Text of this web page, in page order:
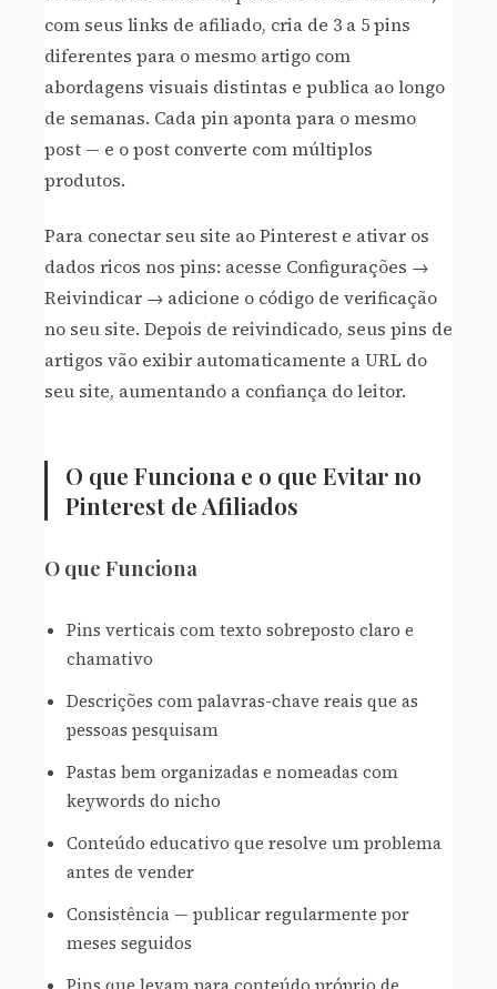
com seus links de afiliado, cria de 3 a 5 pins
diferentes para o mesmo artigo com
abordagens visuais distintas e publica ao longo
de semanas. Cada pin aponta para o mesmo
post — e o post converte com múltiplos
produtos.
Para conectar seu site ao Pinterest e ativar os
dados ricos nos pins: acesse Configurações →
Reivindicar → adicione o código de verificação
no seu site. Depois de reivindicado, seus pins de
artigos vão exibir automaticamente a URL do
seu site, aumentando a confiança do leitor.
O que Funciona e o que Evitar no
Pinterest de Afiliados
O que Funciona
Pins verticais com texto sobreposto claro e
chamativo
Descrições com palavras-chave reais que as
pessoas pesquisam
Pastas bem organizadas e nomeadas com
keywords do nicho
Conteúdo educativo que resolve um problema
antes de vender
Consistência — publicar regularmente por
meses seguidos